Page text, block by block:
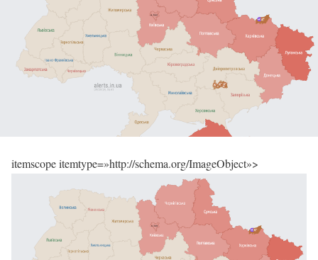
itemscope itemtype=»http://schema.org/ImageObject»>